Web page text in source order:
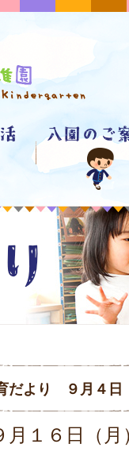
だより ９月４日
月１６日（